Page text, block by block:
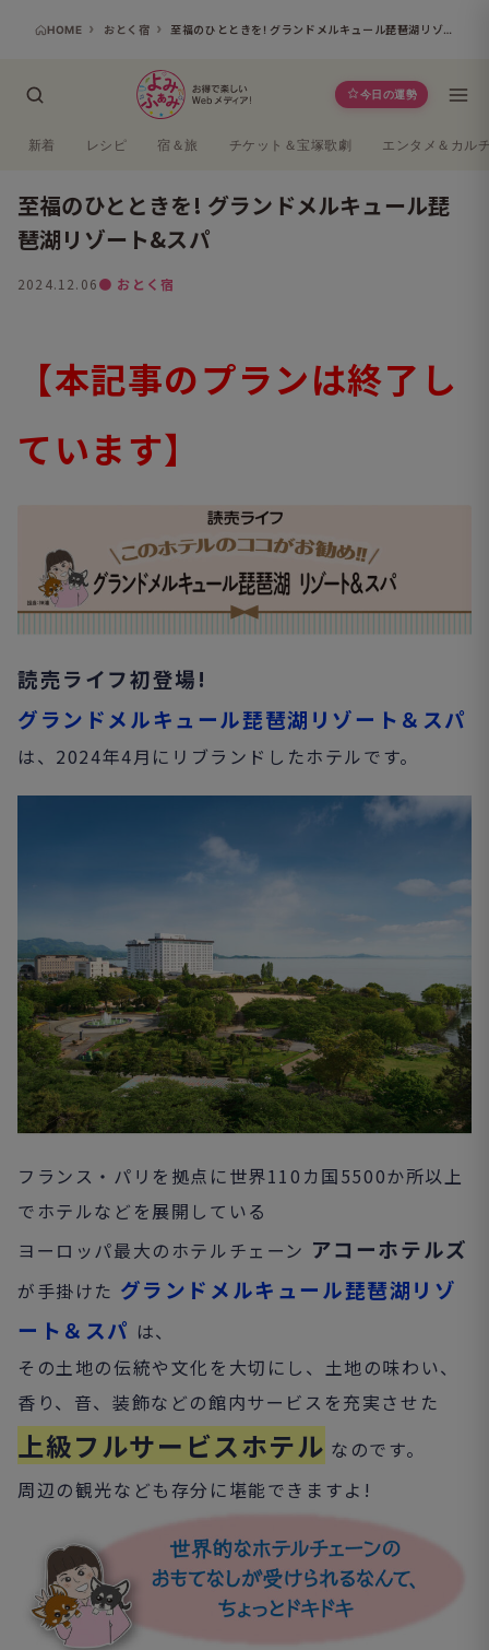
HOME おとく宿 至福のひとときを! グランドメルキュール琵琶湖リゾート&スパ
今日の運勢
新着 レシピ 宿＆旅 チケット＆宝塚歌劇 エンタメ＆カル
至福のひとときを! グランドメルキュール琵
琶湖リゾート&スパ
2024.12.06● おとく宿
【本記事のプランは終了し
ています】
読売ライフ初登場!
グランドメルキュール琵琶湖リゾート＆スパ
は、2024年4月にリブランドしたホテルです。
フランス・パリを拠点に世界110カ国5500か所以上
でホテルなどを展開している
ヨーロッパ最大のホテルチェーン アコーホテルズ
が手掛けた グランドメルキュール琵琶湖リゾ
ート＆スパ は、
その土地の伝統や文化を大切にし、土地の味わい、
香り、音、装飾などの館内サービスを充実させた
上級フルサービスホテル なのです。
周辺の観光なども存分に堪能できますよ!